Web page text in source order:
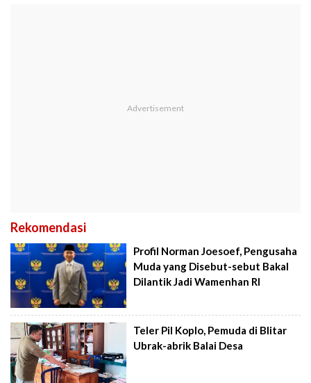
Rekomendasi
Profil Norman Joesoef, Pengusaha
Muda yang Disebut-sebut Bakal
Dilantik Jadi Wamenhan RI
Teler Pil Koplo, Pemuda di Blitar
Ubrak-abrik Balai Desa